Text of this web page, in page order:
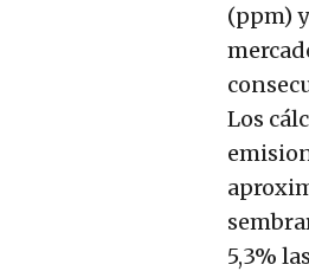
(ppm)
Los
5,3%